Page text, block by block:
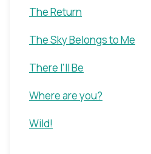
The Return
The Sky Belongs to Me
There I'll Be
Where are you?
Wild!